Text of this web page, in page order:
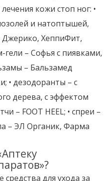
кожи стоп ног: •
и натоптышей,
Джерико, ХеппиФит,
гели – Софья с пиявками,
– Бальзамед
• дезодоранты – с
дерева, с эффектом
– FOOT HEEL; • спреи –
– ЭЛ Органик, Фарма
для ухода за